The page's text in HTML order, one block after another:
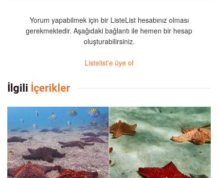
Yorum yapabilmek için bir ListeList hesabınız olması
gerekmektedir. Aşağıdaki bağlantı ile hemen bir hesap
oluşturabilirsiniz.
Listelist'e üye ol
İlgili İçerikler